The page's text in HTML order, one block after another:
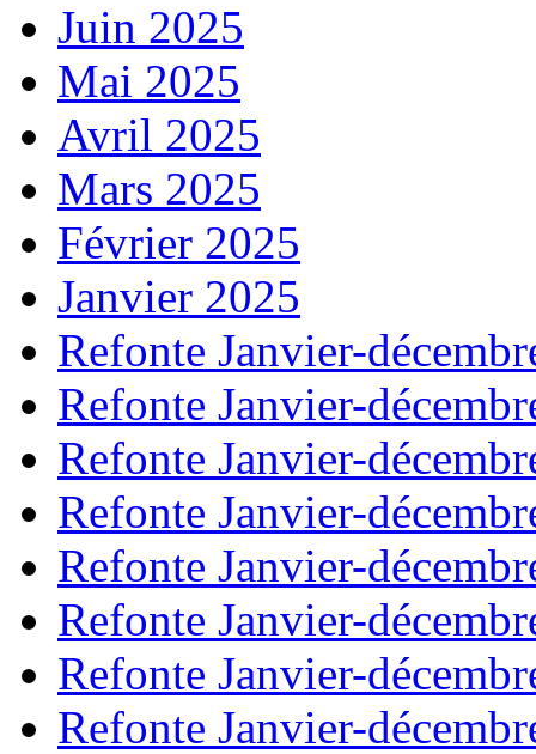
Juin 2025
Mai 2025
Avril 2025
Mars 2025
Février 2025
Janvier 2025
Refonte Janvier-
Refonte Janvier-
Refonte Janvier-
Refonte Janvier-
Refonte Janvier-
Refonte Janvier-
Refonte Janvier-
Refonte Janvier-